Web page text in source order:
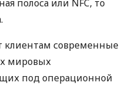
полоса или NFC, то
клиентам современные
мировых
под операционной